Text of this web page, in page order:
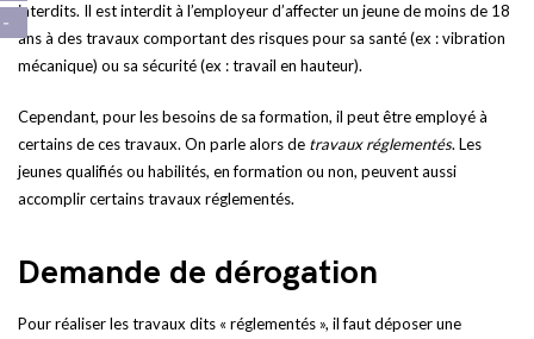
interdits. Il est interdit à l’employeur d’affecter un jeune de moins de 18
ans à des travaux comportant des risques pour sa santé (ex : vibration
mécanique) ou sa sécurité (ex : travail en hauteur).
Cependant, pour les besoins de sa formation, il peut être employé à
certains de ces travaux. On parle alors de travaux réglementés. Les
jeunes qualifiés ou habilités, en formation ou non, peuvent aussi
accomplir certains travaux réglementés.
Demande de dérogation
Pour réaliser les travaux dits « réglementés », il faut déposer une